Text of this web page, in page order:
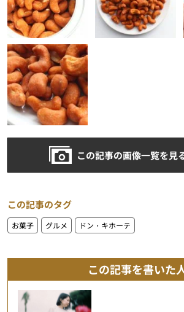
この記事の画像一覧を見
この記事のタグ
お菓子 グルメ ドン・キホーテ
この記事を書いた